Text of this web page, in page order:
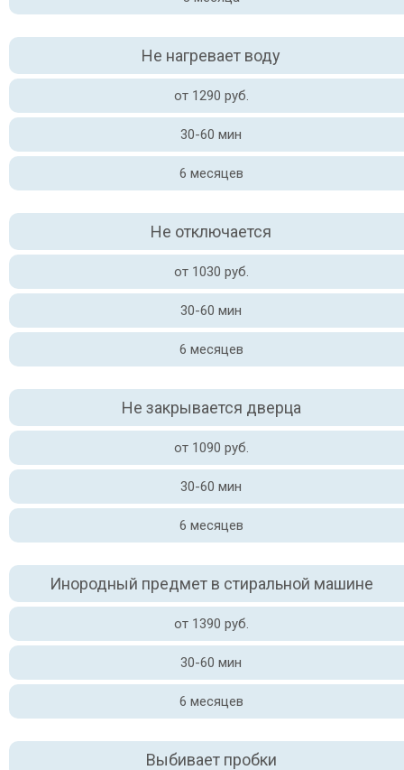
Не нагревает воду
от 1290 руб.
30-60 мин
6 месяцев
Не отключается
от 1030 руб.
30-60 мин
6 месяцев
Не закрывается дверца
от 1090 руб.
30-60 мин
6 месяцев
Инородный предмет в стиральной машине
от 1390 руб.
30-60 мин
6 месяцев
Выбивает пробки